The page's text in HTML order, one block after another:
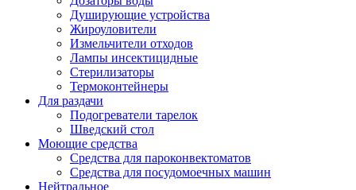
Душирующие устройства
Жироуловители
Измельчители отходов
Лампы инсектицидные
Стерилизаторы
Термоконтейнеры
Для раздачи
Подогреватели тарелок
Шведский стол
Моющие средства
Средства для пароконвектоматов
Средства для посудомоечных машин
Нейтральное